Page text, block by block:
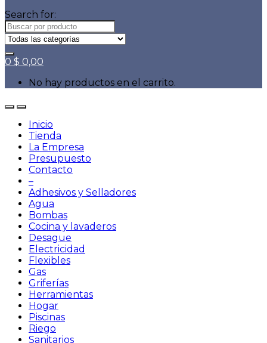
Search for:
0 $ 0,00
No hay productos en el carrito.
Inicio
Tienda
La Empresa
Presupuesto
Contacto
–
Adhesivos y Selladores
Agua
Bombas
Cocina y lavaderos
Desague
Electricidad
Flexibles
Gas
Griferías
Herramientas
Hogar
Piscinas
Riego
Sanitarios